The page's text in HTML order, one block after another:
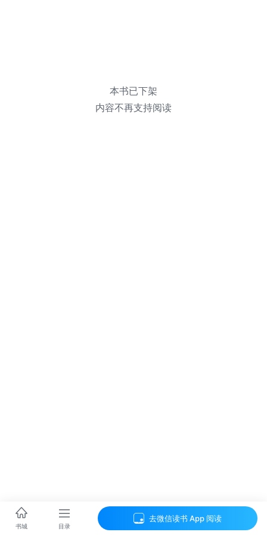
本书已下架
内容不再支持阅读
书城 目录
去微信读书 App 阅读